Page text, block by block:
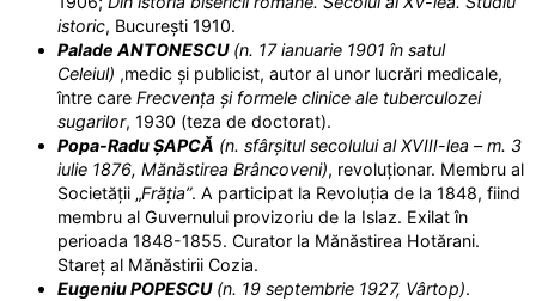
istoric, București 1910.
Palade ANTONESCU(n. 17 ianuarie 1901 în satul
Celeiul) ,medic și publicist, autor al unor lucrări medicale,
între care Frecvența și formele clinice ale tuberculozei
sugarilor, 1930 (teza de doctorat).
Popa-Radu ȘAPCĂ (n. sfârșitul secolului al XVIII-lea – m. 3
iulie 1876, Mănăstirea Brâncoveni), revoluționar. Membru al
Societății „Frăția”. A participat la Revoluția de la 1848, fiind
membru al Guvernului provizoriu de la Islaz. Exilat în
perioada 1848-1855. Curator la Mănăstirea Hotărani.
Stareț al Mănăstirii Cozia.
Eugeniu POPESCU(n. 19 septembrie 1927, Vârtop).